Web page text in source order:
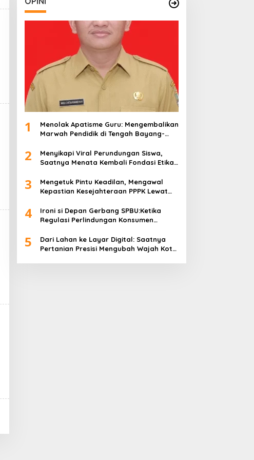
1
Menolak Apatisme Guru: Mengembalikan
Marwah Pendidik di Tengah Bayang-
2
Menyikapi Viral Perundungan Siswa,
Saatnya Menata Kembali Fondasi Etika
3
Mengetuk Pintu Keadilan, Mengawal
Kepastian Kesejahteraan PPPK Lewat
4
Ironi si Depan Gerbang SPBU:Ketika
Regulasi Perlindungan Konsumen
5
Dari Lahan ke Layar Digital: Saatnya
Pertanian Presisi Mengubah Wajah Kota